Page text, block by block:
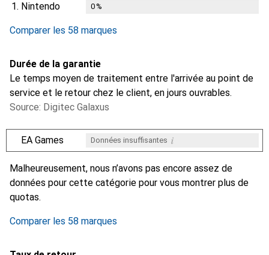
1. Nintendo 0%
Comparer les 58 marques
Durée de la garantie
Le temps moyen de traitement entre l'arrivée au point de
service et le retour chez le client, en jours ouvrables.
Source: Digitec Galaxus
EA Games Données insuffisantes i
Malheureusement, nous n’avons pas encore assez de
données pour cette catégorie pour vous montrer plus de
quotas.
Comparer les 58 marques